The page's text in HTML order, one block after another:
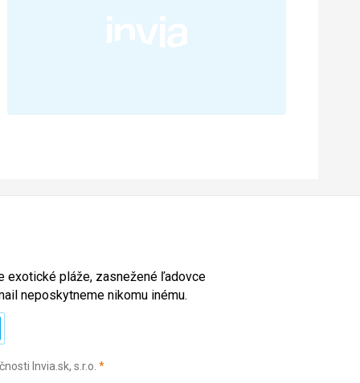
exotické pláže, zasnežené ľadovce
neposkytneme nikomu inému.
Invia.sk, s.r.o. *(povinné)